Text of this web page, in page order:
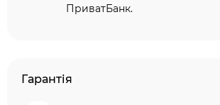
ПриватБанк.
Гарантія